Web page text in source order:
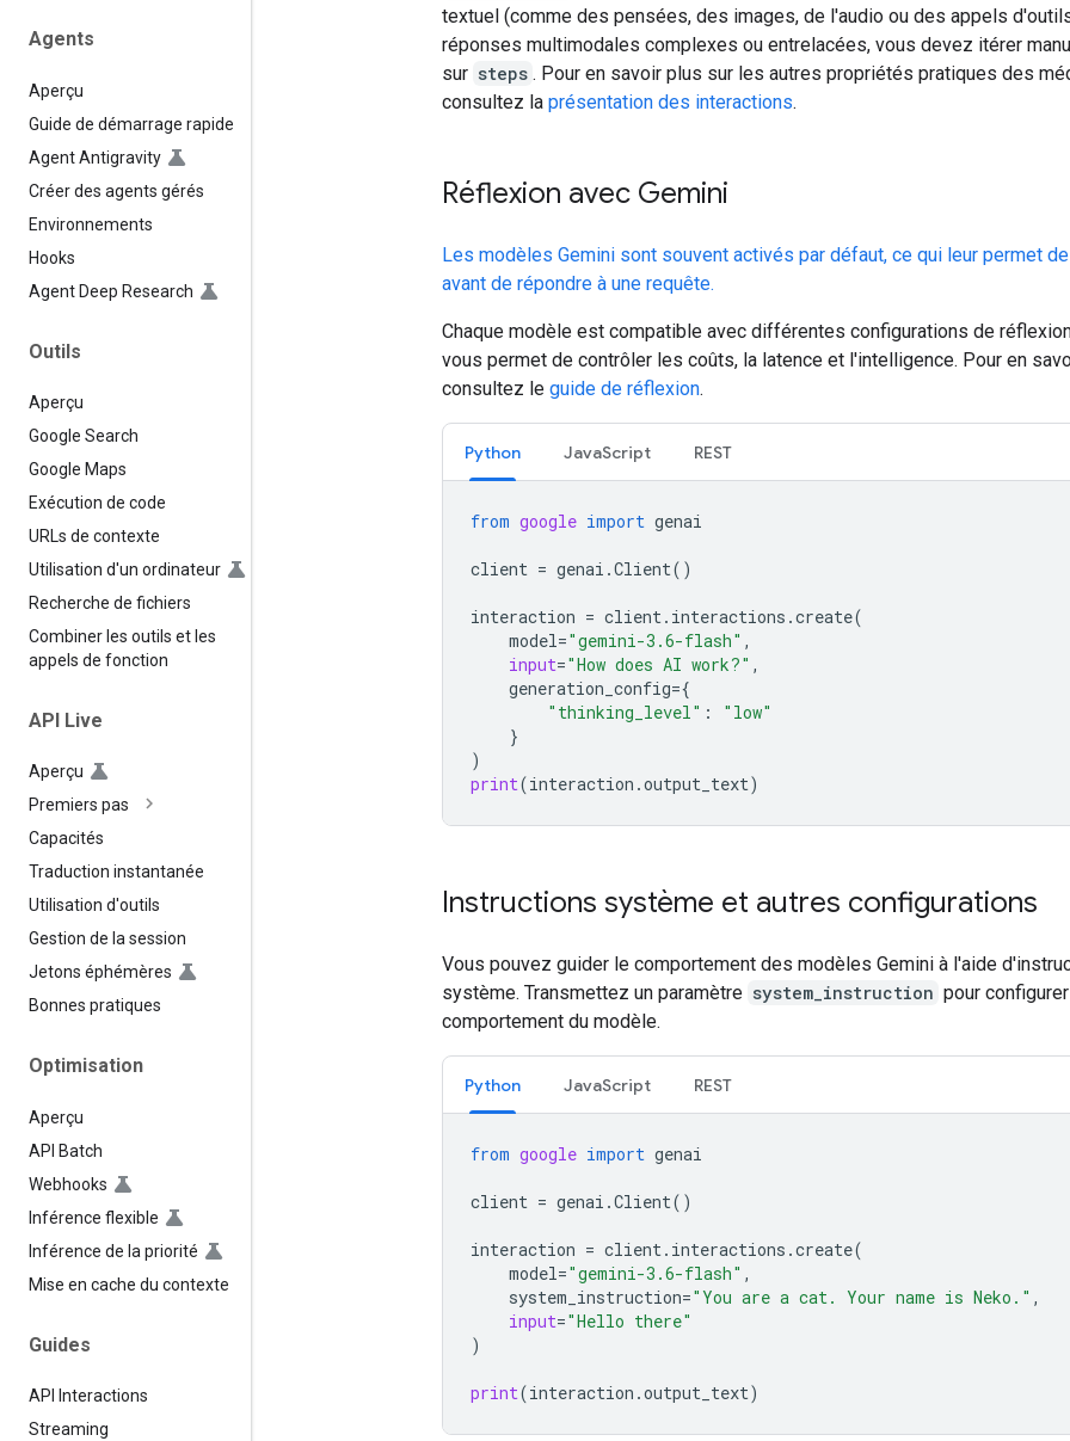
Agents
Aperçu
Guide de démarrage rapide
Agent Antigravity
Créer des agents gérés
Environnements
Hooks
Agent Deep Research
Outils
Aperçu
Google Search
Google Maps
Exécution de code
URLs de contexte
Utilisation d'un ordinateur
Recherche de fichiers
Combiner les outils et les
appels de fonction
API Live
Aperçu
Premiers pas
Capacités
Traduction instantanée
Utilisation d'outils
Gestion de la session
Jetons éphémères
Bonnes pratiques
Optimisation
Aperçu
API Batch
Webhooks
Inférence flexible
Inférence de la priorité
Mise en cache du contexte
Guides
API Interactions
Streaming
textuel (comme des pensées, des images, de l'audio ou des appels
réponses multimodales complexes ou entrelacées, vous devez itérer
sur steps . Pour en savoir plus sur les autres propriétés pratiques des
consultez la présentation des interactions.
Réflexion avec Gemini
Les modèles Gemini sont souvent activés par défaut, ce qui leur permet
avant de répondre à une requête.
Chaque modèle est compatible avec différentes configurations de
vous permet de contrôler les coûts, la latence et l'intelligence. Pour en
consultez le guide de réflexion.
Python JavaScript REST
from google import genai
client = genai .Client()
interaction = client. interactions .create(
model="gemini-3.6-flash" ,
input="How does AI work?" ,
generation_config={
"thinking_level" :
"low"
}
)
print(interaction .output_text)
Instructions système et autres configurations
Vous pouvez guider le comportement des modèles Gemini à l'aide
système. Transmettez un paramètre system_instruction pour
comportement du modèle.
Python JavaScript REST
from google import genai
client = genai .Client()
interaction = client. interactions .create(
model="gemini-3.6-flash" ,
system_instruction="You are a cat. Your name is Neko." ,
input="Hello there"
)
print(interaction .output_text)